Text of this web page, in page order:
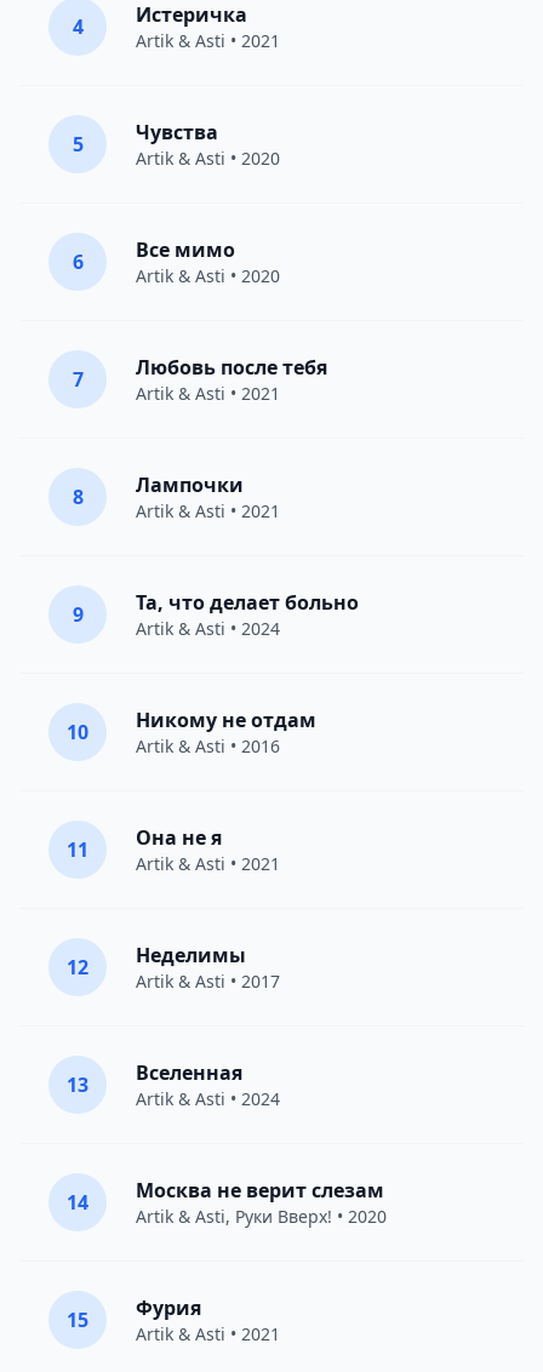
4 Истеричка
Artik & Asti • 2021
5 Чувства
Artik & Asti • 2020
6 Все мимо
Artik & Asti • 2020
7 Любовь после тебя
Artik & Asti • 2021
8 Лампочки
Artik & Asti • 2021
9 Та, что делает больно
Artik & Asti • 2024
10 Никому не отдам
Artik & Asti • 2016
11 Она не я
Artik & Asti • 2021
12 Неделимы
Artik & Asti • 2017
13 Вселенная
Artik & Asti • 2024
14 Москва не верит слезам
Artik & Asti, Руки Вверх! • 2020
15 Фурия
Artik & Asti • 2021